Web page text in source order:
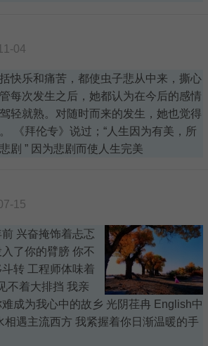
04
快乐和痛苦，都使虫子悲从中来，撕心
每次发生之后，她都认为在今后的感情
轻就熟。对随时而来的发生，她也觉得
《拜伦专》说过；“人生因为有美，所
剧 ” 因为悲剧而使人生完美
15
兴奋掩饰着忐忑
了你的臂膀 你不
转 工程师体味着
不着大排挡 我亲
成为我心中的故乡 光阴荏冉 English中
相遇主流西方 我紧握着你日渐温暖的手